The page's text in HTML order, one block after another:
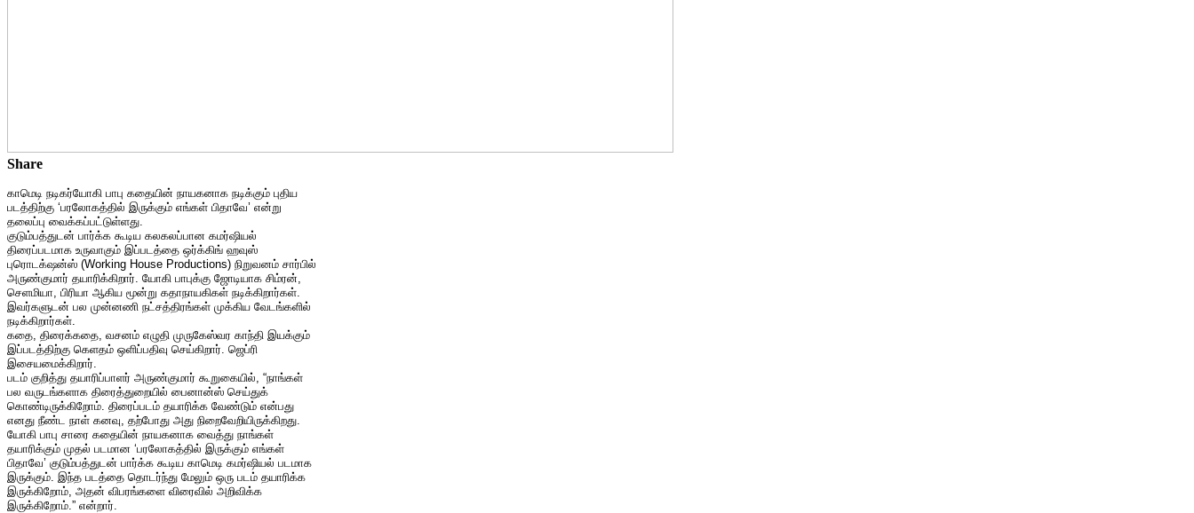
Share
காமெடி நடிகர்யோகி பாபு கதையின் நாயகனாக நடிக்கும் புதிய
படத்திற்கு ‘பரலோகத்தில் இருக்கும் எங்கள் பிதாவே’ என்று
தலைப்பு வைக்கப்பட்டுள்ளது.
குடும்பத்துடன் பார்க்க கூடிய கலகலப்பான கமர்ஷியல்
திரைப்படமாக உருவாகும் இப்படத்தை ஒர்க்கிங் ஹவுஸ்
புரொடக்‌ஷன்ஸ் (Working House Productions) நிறுவனம் சார்பில்
அருண்குமார் தயாரிக்கிறார். யோகி பாபுக்கு ஜோடியாக சிம்ரன்,
செளமியா, பிரியா ஆகிய மூன்று கதாநாயகிகள் நடிக்கிறார்கள்.
இவர்களுடன் பல முன்னணி நட்சத்திரங்கள் முக்கிய வேடங்களில்
நடிக்கிறார்கள்.
கதை, திரைக்கதை, வசனம் எழுதி முருகேஸ்வர காந்தி இயக்கும்
இப்படத்திற்கு கெளதம் ஒளிப்பதிவு செய்கிறார். ஜெப்ரி
இசையமைக்கிறார்.
படம் குறித்து தயாரிப்பாளர் அருண்குமார் கூறுகையில், “நாங்கள்
பல வருடங்களாக திரைத்துறையில் பைனான்ஸ் செய்துக்
கொண்டிருக்கிறோம். திரைப்படம் தயாரிக்க வேண்டும் என்பது
எனது நீண்ட நாள் கனவு, தற்போது அது நிறைவேறியிருக்கிறது.
யோகி பாபு சாரை கதையின் நாயகனாக வைத்து நாங்கள்
தயாரிக்கும் முதல் படமான ‘பரலோகத்தில் இருக்கும் எங்கள்
பிதாவே’ குடும்பத்துடன் பார்க்க கூடிய காமெடி கமர்ஷியல் படமாக
இருக்கும். இந்த படத்தை தொடர்ந்து மேலும் ஒரு படம் தயாரிக்க
இருக்கிறோம், அதன் விபரங்களை விரைவில் அறிவிக்க
இருக்கிறோம்.” என்றார்.